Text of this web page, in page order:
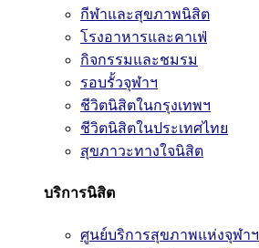
กีฬาและสุขภาพนิสิต
โรงอาหารและคาเฟ่
กิจกรรมและชมรม
รอบรั้วจุฬาฯ
ชีวิตนิสิตในกรุงเทพฯ
ชีวิตนิสิตในประเทศไทย
สุขภาวะทางใจนิสิต
บริการนิสิต
ศูนย์บริการสุขภาพแห่งจุฬาฯ